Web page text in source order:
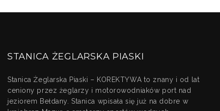
STANICA ŻEGLARSKA PIASKI
Stanica Żeglarska Piaski – KOREKTYWA to znany i od lat
ceniony przez żeglarzy i motorowodniaków port nad
jeziorem Bełdany. Stanica wpisała się już na dobre w